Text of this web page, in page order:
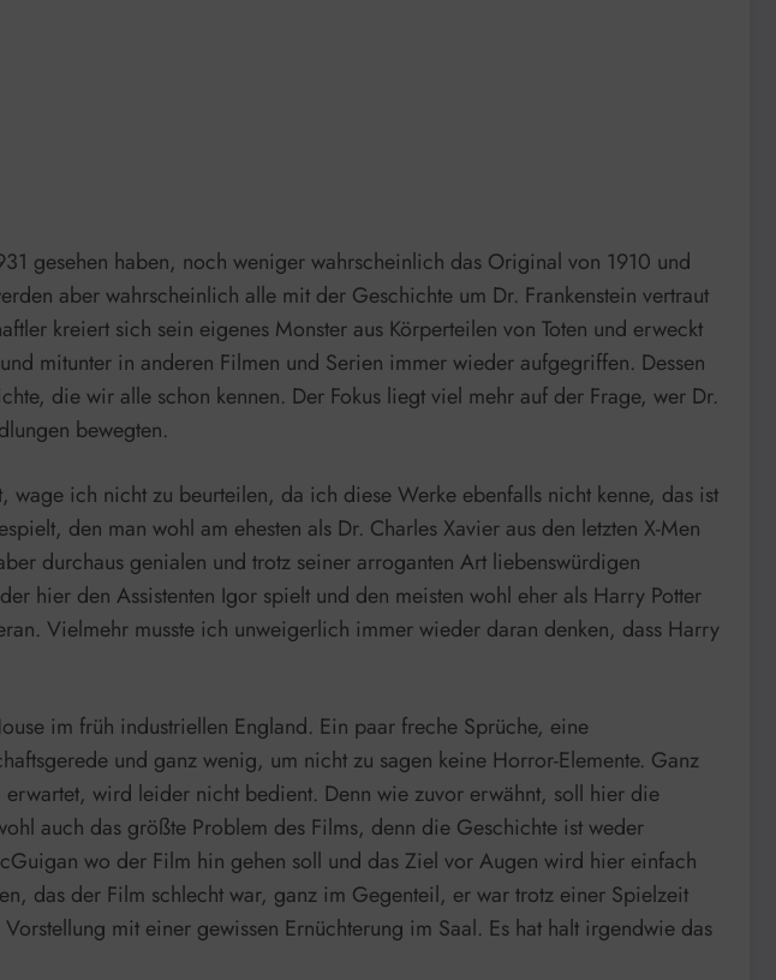
gesehen haben, noch weniger wahrscheinlich das Original von 1910 und
aber wahrscheinlich alle mit der Geschichte um Dr. Frankenstein vertraut
kreiert sich sein eigenes Monster aus Körperteilen von Toten und erweckt
mitunter in anderen Filmen und Serien immer wieder aufgegriffen. Dessen
die wir alle schon kennen. Der Fokus liegt viel mehr auf der Frage, wer Dr.
bewegten.
ich nicht zu beurteilen, da ich diese Werke ebenfalls nicht kenne, das ist
den man wohl am ehesten als Dr. Charles Xavier aus den letzten X-Men
durchaus genialen und trotz seiner arroganten Art liebenswürdigen
hier den Assistenten Igor spielt und den meisten wohl eher als Harry Potter
Vielmehr musste ich unweigerlich immer wieder daran denken, dass Harry
im früh industriellen England. Ein paar freche Sprüche, eine
und ganz wenig, um nicht zu sagen keine Horror-Elemente. Ganz
wird leider nicht bedient. Denn wie zuvor erwähnt, soll hier die
auch das größte Problem des Films, denn die Geschichte ist weder
wo der Film hin gehen soll und das Ziel vor Augen wird hier einfach
das der Film schlecht war, ganz im Gegenteil, er war trotz einer Spielzeit
mit einer gewissen Ernüchterung im Saal. Es hat halt irgendwie das